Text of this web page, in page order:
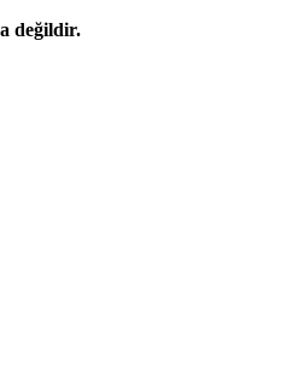
değildir.